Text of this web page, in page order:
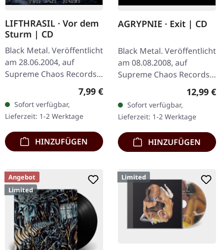
LIFTHRASIL · Vor dem
Sturm | CD
Black Metal. Veröffentlicht
am 28.06.2004, auf
Supreme Chaos Records.
CD im Jewelcase mit
entfesselt mit „Vor dem
Sturm" eine…
Regulärer Preis:
7,99 €
Sofort verfügbar,
Lieferzeit: 1-2 Werktage
HINZUFÜGEN
AGRYPNIE · Exit | CD
Black Metal. Veröffentlicht
am 08.08.2008, auf
Supreme Chaos Records.
CD im Jewelcase mit 12-
seitigem Booklet. Mit
AGRYPNIE bricht ex-
Nocte…
12,99 €
Sofort verfügbar,
Lieferzeit: 1-2 Werktage
HINZUFÜGEN
Angebot
Limited
Limited